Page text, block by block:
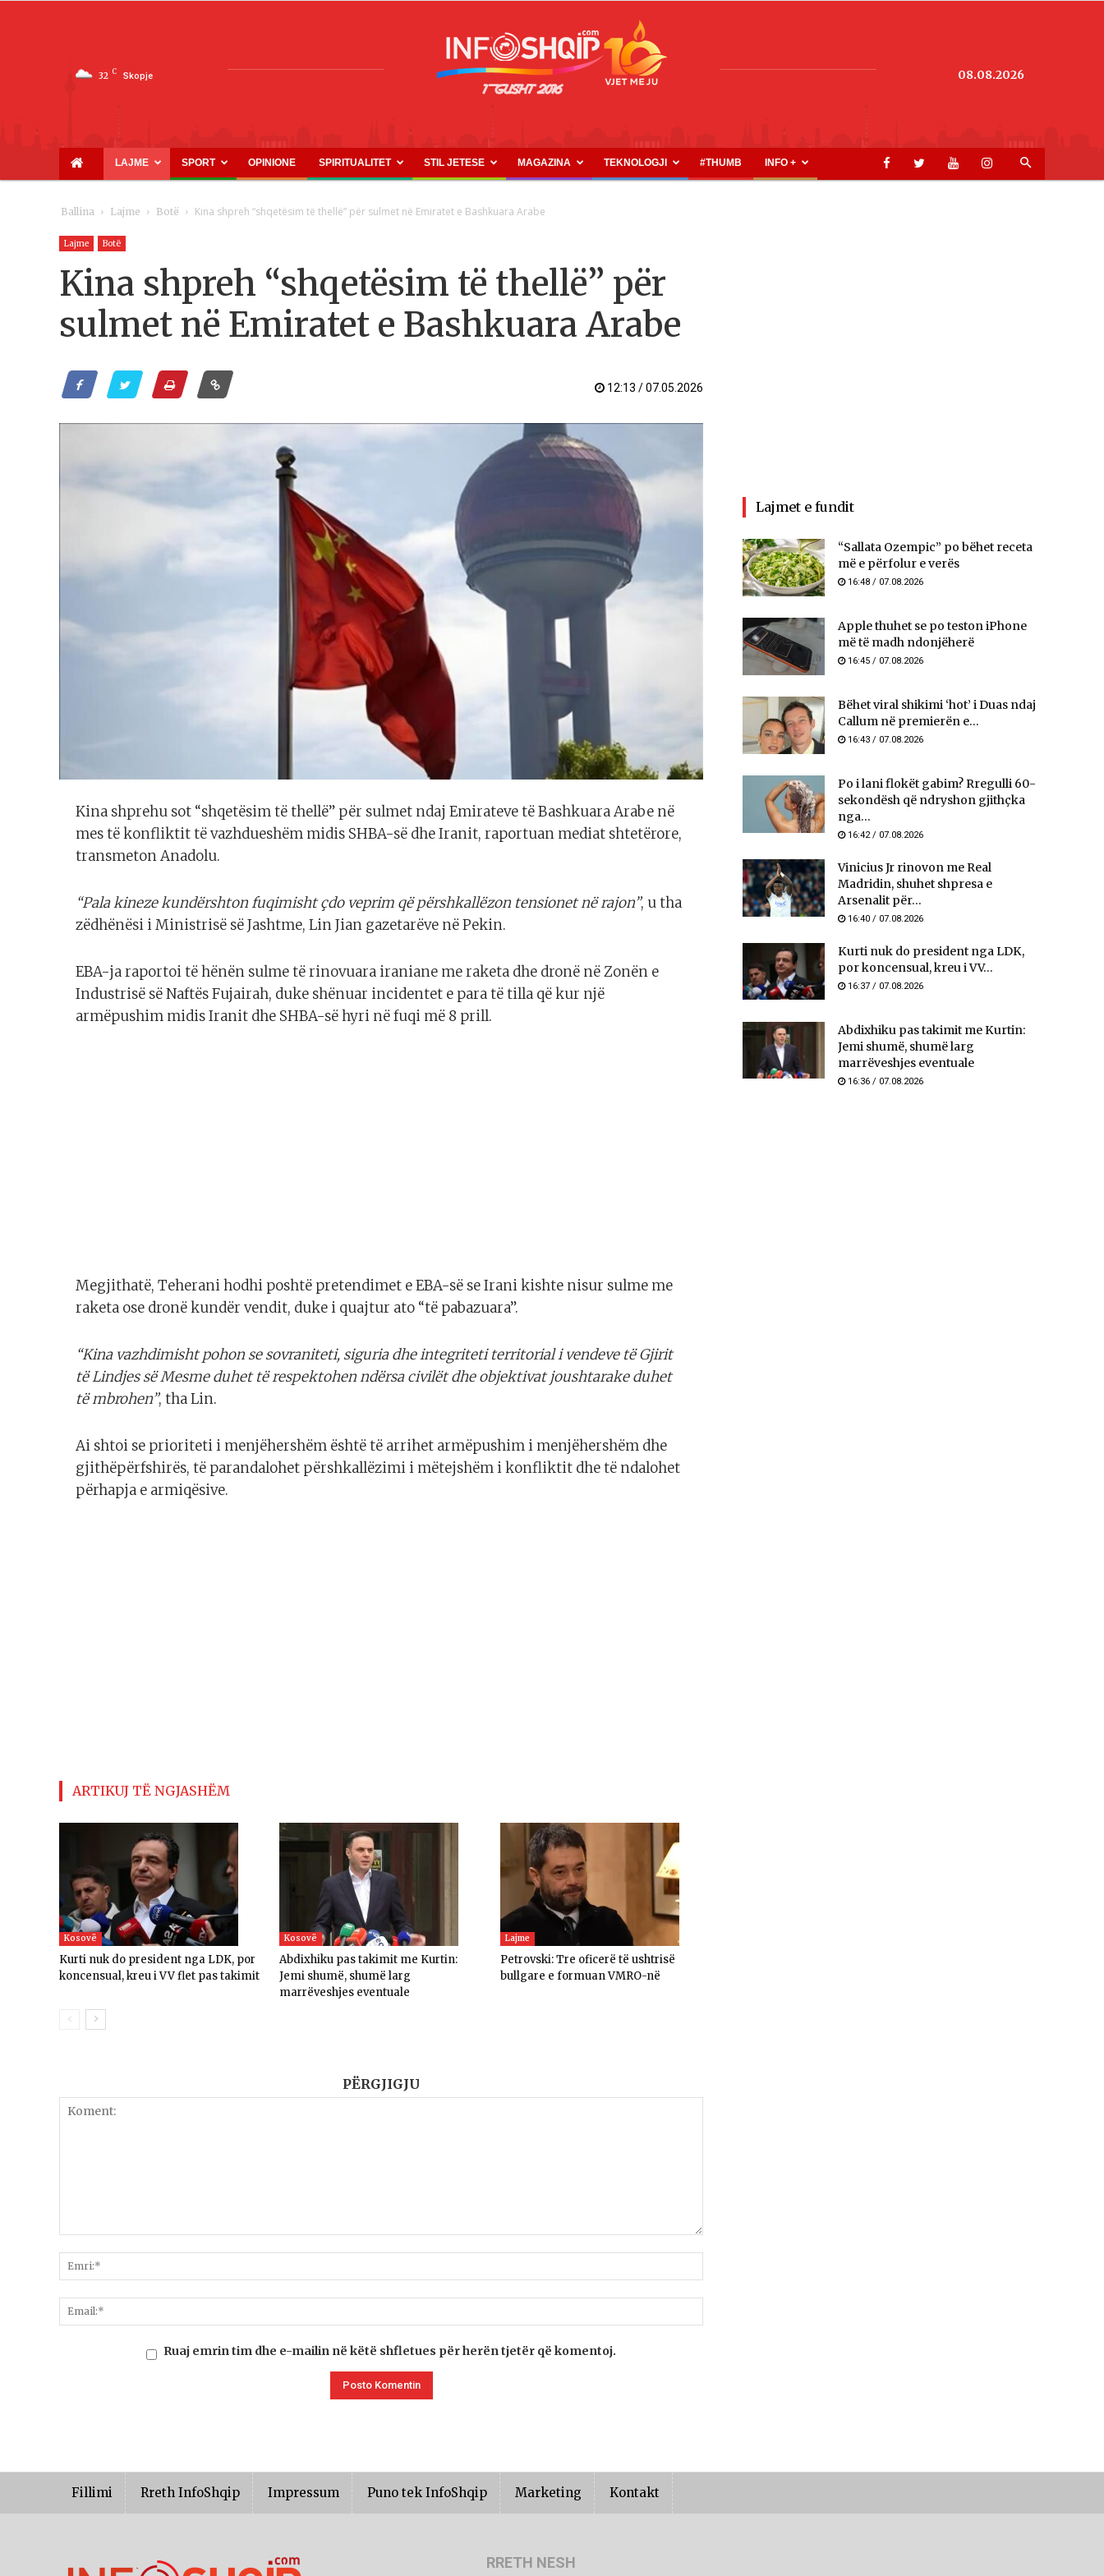
32 C Skopje
INFOSHQIP.COM
08.08.2026
LAJME SPORT OPINIONE SPIRITUALITET STIL JETESE MAGAZINA TEKNOLOGJI #THUMB INFO +
Ballina Lajme Botë Kina shpreh “shqetësim të thellë” për sulmet në Emiratet e Bashkuara Arabe
Lajme Botë
Kina shpreh “shqetësim të thellë” për
sulmet në Emiratet e Bashkuara Arabe
12:13 / 07.05.2026
Kina shprehu sot “shqetësim të thellë” për sulmet ndaj Emirateve të Bashkuara Arabe në
mes të konfliktit të vazhdueshëm midis SHBA-së dhe Iranit, raportuan mediat shtetërore,
transmeton Anadolu.
“Pala kineze kundërshton fuqimisht çdo veprim që përshkallëzon tensionet në rajon”, u tha
zëdhënësi i Ministrisë së Jashtme, Lin Jian gazetarëve në Pekin.
EBA-ja raportoi të hënën sulme të rinovuara iraniane me raketa dhe dronë në Zonën e
Industrisë së Naftës Fujairah, duke shënuar incidentet e para të tilla që kur një
armëpushim midis Iranit dhe SHBA-së hyri në fuqi më 8 prill.
Megjithatë, Teherani hodhi poshtë pretendimet e EBA-së se Irani kishte nisur sulme me
raketa ose dronë kundër vendit, duke i quajtur ato “të pabazuara”.
“Kina vazhdimisht pohon se sovraniteti, siguria dhe integriteti territorial i vendeve të Gjirit
të Lindjes së Mesme duhet të respektohen ndërsa civilët dhe objektivat joushtarake duhet
të mbrohen”, tha Lin.
Ai shtoi se prioriteti i menjëhershëm është të arrihet armëpushim i menjëhershëm dhe
gjithëpërfshirës, ​​të parandalohet përshkallëzimi i mëtejshëm i konfliktit dhe të ndalohet
përhapja e armiqësive.
ARTIKUJ TË NGJASHËM
Kosovë
Kurti nuk do president nga LDK, por
koncensual, kreu i VV flet pas takimit
Kosovë
Abdixhiku pas takimit me Kurtin:
Jemi shumë, shumë larg
marrëveshjes eventuale
Lajme
Petrovski: Tre oficerë të ushtrisë
bullgare e formuan VMRO-në
PËRGJIGJU
Ruaj emrin tim dhe e-mailin në këtë shfletues për herën tjetër që komentoj.
Lajmet e fundit
“Sallata Ozempic” po bëhet receta
më e përfolur e verës
16:48 / 07.08.2026
Apple thuhet se po teston iPhone
më të madh ndonjëherë
16:45 / 07.08.2026
Bëhet viral shikimi ‘hot’ i Duas ndaj
Callum në premierën e...
16:43 / 07.08.2026
Po i lani flokët gabim? Rregulli 60-
sekondësh që ndryshon gjithçka
nga...
16:42 / 07.08.2026
Vinicius Jr rinovon me Real
Madridin, shuhet shpresa e
Arsenalit për...
16:40 / 07.08.2026
Kurti nuk do president nga LDK,
por koncensual, kreu i VV...
16:37 / 07.08.2026
Abdixhiku pas takimit me Kurtin:
Jemi shumë, shumë larg
marrëveshjes eventuale
16:36 / 07.08.2026
Fillimi Rreth InfoShqip Impressum Puno tek InfoShqip Marketing Kontakt
RRETH NESH